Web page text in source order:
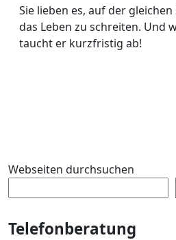
Sie lieben es, auf der
das Leben zu schreiten. Und
taucht er kurzfristig ab!
Webseiten durchsuchen
Telefonberatung